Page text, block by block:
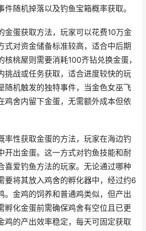
件随机掉落以及钓鱼宝箱概率获取。
金蛋获取方法，玩家可以花费10万金
式对资金储备标准较高，适合中后期
核桃屋则需要消耗100齐钻兑换金蛋，
挑战或任务获取，适合进度较快的玩
随机触发的独特事件，当金色女巫飞
鸡舍内留下金蛋，无需额外成本但依
率性获取金蛋的方法，玩家在海边钓
开出金蛋。这一方式对钓鱼技能和耐
喜爱钓鱼方法的玩家。无论通过哪种
要将其放入鸡舍的孵化器中，经过约6
。金鸡的饲养和普通鸡类似，但产出
孵化金蛋前需确保鸡舍有空位且已更
鸡的产出效率稳定，每天可固定获取